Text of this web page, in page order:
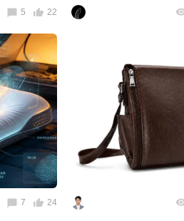
5 22
7 24